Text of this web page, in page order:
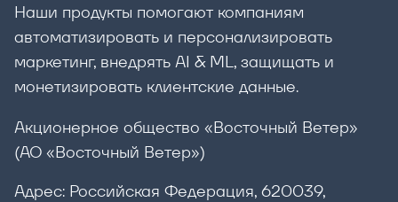
Наши продукты помогают компаниям
автоматизировать и персонализировать
маркетинг, внедрять AI & ML, защищать и
монетизировать клиентские данные.
Акционерное общество «Восточный Ветер»
(АО «Восточный Ветер»)
Адрес: Российская Федерация, 620039,